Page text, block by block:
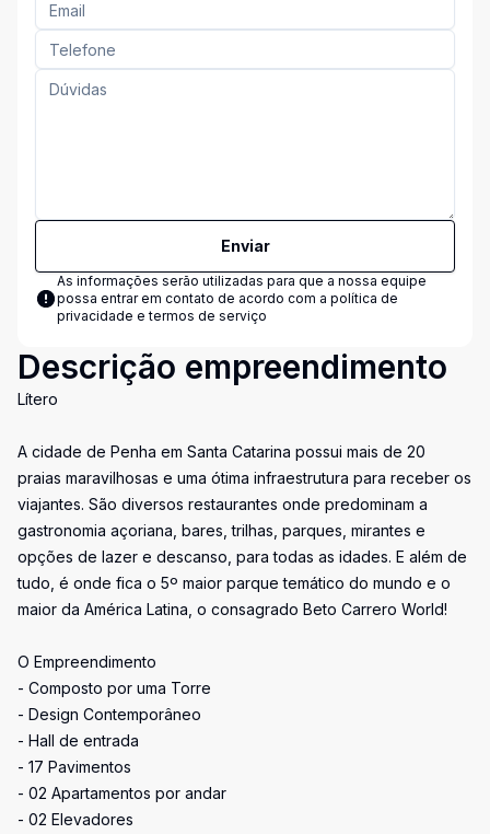
Enviar
As informações serão utilizadas para que a nossa equipe
possa entrar em contato de acordo com a política de
privacidade e termos de serviço
Descrição empreendimento
Lítero
A cidade de Penha em Santa Catarina possui mais de 20
praias maravilhosas e uma ótima infraestrutura para receber os
viajantes. São diversos restaurantes onde predominam a
gastronomia açoriana, bares, trilhas, parques, mirantes e
opções de lazer e descanso, para todas as idades. E além de
tudo, é onde fica o 5º maior parque temático do mundo e o
maior da América Latina, o consagrado Beto Carrero World!
O Empreendimento
- Composto por uma Torre
- Design Contemporâneo
- Hall de entrada
- 17 Pavimentos
- 02 Apartamentos por andar
- 02 Elevadores